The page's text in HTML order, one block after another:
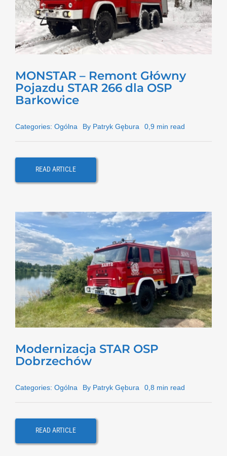
KONTAKT
MONSTAR – Remont Główny
Pojazdu STAR 266 dla OSP
Barkowice
Categories: Ogólna By Patryk Gębura 0,9 min read
READ ARTICLE
Modernizacja STAR OSP
Dobrzechów
Categories: Ogólna By Patryk Gębura 0,8 min read
READ ARTICLE